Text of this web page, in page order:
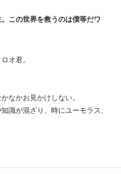
この世界を救うのは僕等だワ
オ君。
なかお見かけしない。
識が混ざり、時にユーモラス、